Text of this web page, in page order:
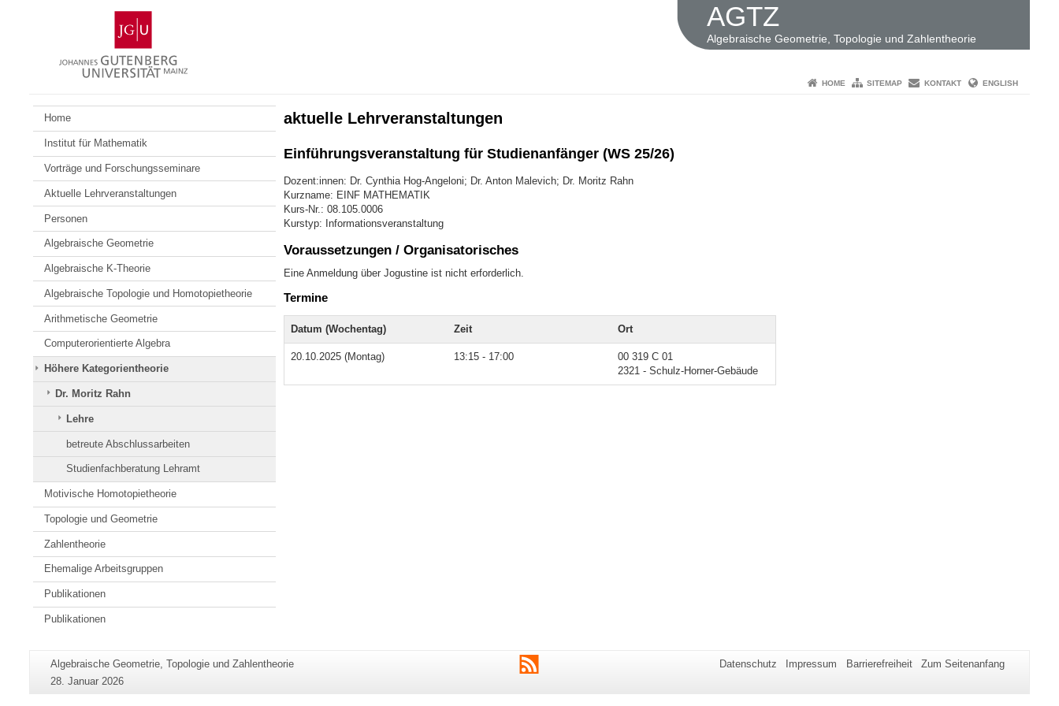
Gutenberg-
Universität
Mainz
AGTZ
Algebraische Geometrie, Topologie und Zahlentheorie
HOME SITEMAP KONTAKT ENGLISH
Home
Institut für Mathematik
Vorträge und Forschungsseminare
Aktuelle Lehrveranstaltungen
Personen
Algebraische Geometrie
Algebraische K-Theorie
Algebraische Topologie und Homotopietheorie
Arithmetische Geometrie
Computerorientierte Algebra
Höhere Kategorientheorie
Dr. Moritz Rahn
Lehre
betreute Abschlussarbeiten
Studienfachberatung Lehramt
Motivische Homotopietheorie
Topologie und Geometrie
Zahlentheorie
Ehemalige Arbeitsgruppen
Publikationen
Publikationen
aktuelle Lehrveranstaltungen
Einführungsveranstaltung für Studienanfänger (WS 25/26)
Dozent:innen: Dr. Cynthia Hog-Angeloni; Dr. Anton Malevich; Dr. Moritz Rahn
Kurzname: EINF MATHEMATIK
Kurs-Nr.: 08.105.0006
Kurstyp: Informationsveranstaltung
Voraussetzungen / Organisatorisches
Eine Anmeldung über Jogustine ist nicht erforderlich.
Termine
Datum (Wochentag) Zeit Ort
20.10.2025 (Montag) 13:15 - 17:00
00 319 C 01
2321 - Schulz-Horner-Gebäude
Zusätzliche
Informationen
Seiten-
Name:
Algebraische Geometrie, Topologie und Zahlentheorie
Letzte
28. Januar 2026
RSS Datenschutz Impressum Barrierefreiheit Zum Seitenanfang